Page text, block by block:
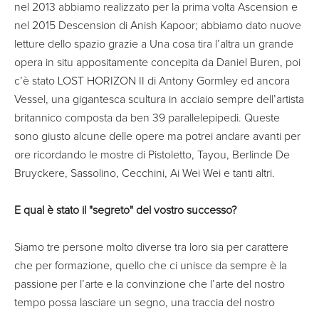
nel 2013 abbiamo realizzato per la prima volta Ascension e
nel 2015 Descension di Anish Kapoor; abbiamo dato nuove
letture dello spazio grazie a Una cosa tira l’altra un grande
opera in situ appositamente concepita da Daniel Buren, poi
c’è stato LOST HORIZON II di Antony Gormley ed ancora
Vessel, una gigantesca scultura in acciaio sempre dell’artista
britannico composta da ben 39 parallelepipedi. Queste
sono giusto alcune delle opere ma potrei andare avanti per
ore ricordando le mostre di Pistoletto, Tayou, Berlinde De
Bruyckere, Sassolino, Cecchini, Ai Wei Wei e tanti altri.
E qual è stato il "segreto" del vostro successo?
Siamo tre persone molto diverse tra loro sia per carattere
che per formazione, quello che ci unisce da sempre è la
passione per l’arte e la convinzione che l’arte del nostro
tempo possa lasciare un segno, una traccia del nostro